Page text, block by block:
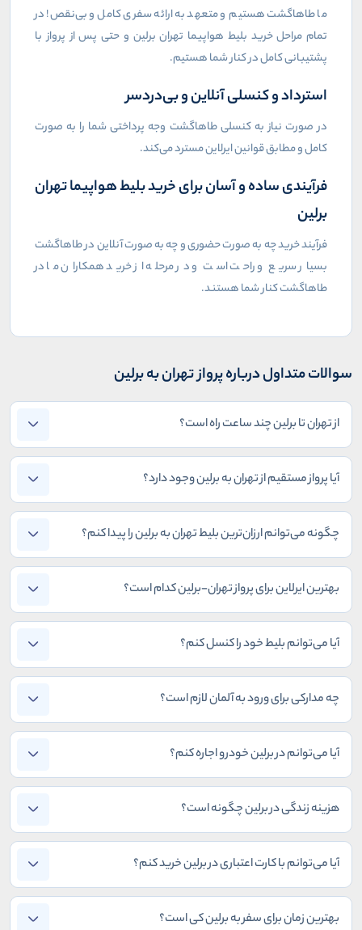
ما طاهاگشت هستیم و متعهد به ارائه سفری کامل و بی‌نقص! در
تمام مراحل خرید بلیط هواپیما تهران برلین و حتی پس از پرواز با
پشتیبانی کامل در کنار شما هستیم.
استرداد و کنسلی آنلاین و بی‌دردسر
در صورت نیاز به کنسلی طاهاگشت وجه پرداختی شما را به صورت
کامل و مطابق قوانین ایرلاین مسترد می‌کند.
فرآیندی ساده و آسان برای خرید بلیط هواپیما تهران
برلین
فرآیند خرید چه به صورت حضوری و چه به صورت آنلاین در طاهاگشت
بسیار سریع و راحت است و در مرحله از خرید همکاران ما در
طاهاگشت کنار شما هستند.
سوالات متداول درباره پرواز تهران به برلین
از تهران تا برلین چند ساعت راه است؟
آیا پرواز مستقیم از تهران به برلین وجود دارد؟
چگونه می‌توانم ارزان‌ترین بلیط تهران به برلین را پیدا کنم؟
بهترین ایرلاین برای پرواز تهران-برلین کدام است؟
آیا می‌توانم بلیط خود را کنسل کنم؟
چه مدارکی برای ورود به آلمان لازم است؟
آیا می‌توانم در برلین خودرو اجاره کنم؟
هزینه زندگی در برلین چگونه است؟
آیا می‌توانم با کارت اعتباری در برلین خرید کنم؟
بهترین زمان برای سفر به برلین کی است؟